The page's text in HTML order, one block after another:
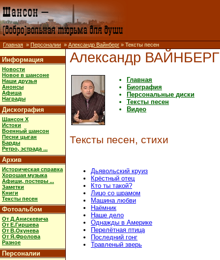
Главная » Персоналии » Александр Вайнберг » Тексты песен
Информация
Новости
Новое в шансоне
Наши друзья
Анонсы
Афиша
Награды
Дискография
Шансон X
Истоки
Военный шансон
Песни цыган
Барды
Ретро, эстрада ...
Архив
Историческая справка
Хорошая музыка
Афиши, постеры ...
Заметки
Книги
Тексты песен
Фотоальбом
От Д.Анискевича
От Е.Гиршева
От В.Окунева
От Я.Фролова
Разное
Персоналии
Александр ВАЙНБЕРГ
Главная
Биография
Персональные диски
Тексты песен
Видео
Тексты песен, стихи
Дьявольский круиз
Крёстный отец
Кто ты такой?
Лицо со шрамом
Машина любви
Наёмник
Наше дело
Однажды в Америке
Перелётная птица
Последний гонг
Травленый зверь